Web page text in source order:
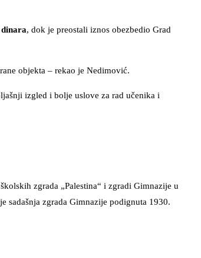
, dok je preostali iznos obezbedio Grad
objekta – rekao je Nedimović.
izgled i bolje uslove za rad učenika i
zgrada „Palestina“ i zgradi Gimnazije u
sadašnja zgrada Gimnazije podignuta 1930.